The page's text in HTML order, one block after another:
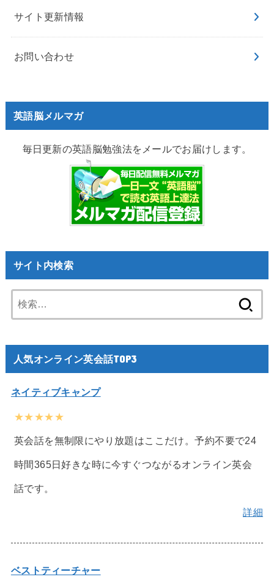
サイト更新情報
お問い合わせ
英語脳メルマガ
毎日更新の英語脳勉強法をメールでお届けします。
サイト内検索
索:
人気オンライン英会話TOP3
ネイティブキャンプ
★★★★★
英会話を無制限にやり放題はここだけ。予約不要で24
時間365日好きな時に今すぐつながるオンライン英会
話です。
詳細
ベストティーチャー